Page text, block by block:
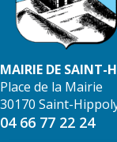
MAIRIE DE SAINT-
Place de la Mairie
30170 Saint-
04 66 77 22 24